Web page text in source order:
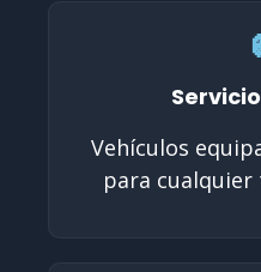
Vehículos
para